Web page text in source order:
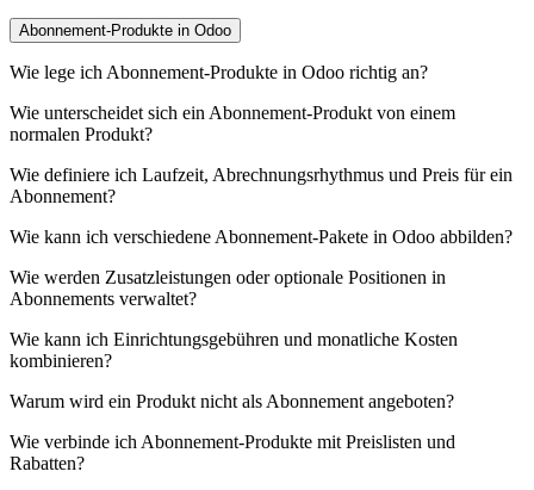
Abonnement-Produkte in Odoo
Wie lege ich Abonnement-Produkte in Odoo richtig an?
Wie unterscheidet sich ein Abonnement-Produkt von einem
normalen Produkt?
Wie definiere ich Laufzeit, Abrechnungsrhythmus und Preis für ein
Abonnement?
Wie kann ich verschiedene Abonnement-Pakete in Odoo abbilden?
Wie werden Zusatzleistungen oder optionale Positionen in
Abonnements verwaltet?
Wie kann ich Einrichtungsgebühren und monatliche Kosten
kombinieren?
Warum wird ein Produkt nicht als Abonnement angeboten?
Wie verbinde ich Abonnement-Produkte mit Preislisten und
Rabatten?